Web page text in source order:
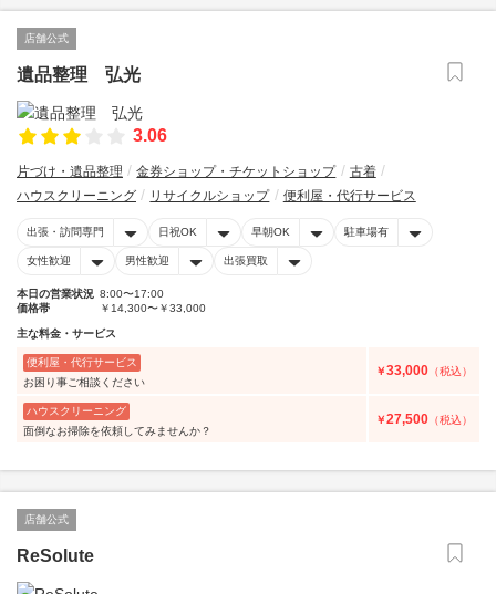
店舗公式
遺品整理 弘光
3.06
片づけ・遺品整理 金券ショップ・チケットショップ
古着
ハウスクリーニング
リサイクルショップ 便利屋・代行サービス
出張・訪問専門 日祝OK 早朝OK 駐車場有
女性歓迎 男性歓迎 出張買取
本日の営業状況 8:00〜17:00
価格帯
￥14,300〜￥33,000
主な料金・サービス
便利屋・代行サービス
お困り事ご相談ください
￥33,000 （税込）
ハウスクリーニング
面倒なお掃除を依頼してみませんか？
￥27,500 （税込）
店舗公式
ReSolute